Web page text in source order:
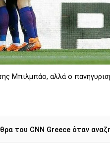
Μπιλμπάο, αλλά ο
του CNN Greece όταν